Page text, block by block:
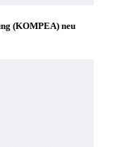
(KOMPEA) neu